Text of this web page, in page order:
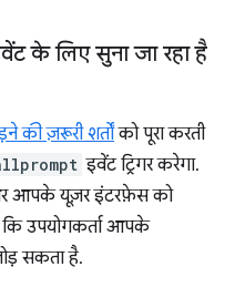
के लिए सुना जा रहा है
की ज़रूरी शर्तोंको पूरा करती
इवेंट ट्रिगर करेगा.
आपके यूज़र इंटरफ़ेस को
उपयोगकर्ता आपके
सकता है.